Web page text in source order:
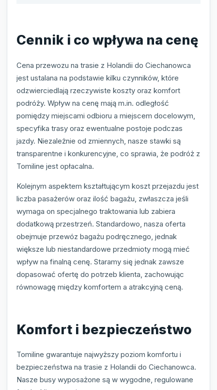
Cennik i co wpływa na cenę
Cena przewozu na trasie z Holandii do Ciechanowca
jest ustalana na podstawie kilku czynników, które
odzwierciedlają rzeczywiste koszty oraz komfort
podróży. Wpływ na cenę mają m.in. odległość
pomiędzy miejscami odbioru a miejscem docelowym,
specyfika trasy oraz ewentualne postoje podczas
jazdy. Niezależnie od zmiennych, nasze stawki są
transparentne i konkurencyjne, co sprawia, że podróż z
Tomiline jest opłacalna.
Kolejnym aspektem kształtującym koszt przejazdu jest
liczba pasażerów oraz ilość bagażu, zwłaszcza jeśli
wymaga on specjalnego traktowania lub zabiera
dodatkową przestrzeń. Standardowo, nasza oferta
obejmuje przewóz bagażu podręcznego, jednak
większe lub niestandardowe przedmioty mogą mieć
wpływ na finalną cenę. Staramy się jednak zawsze
dopasować ofertę do potrzeb klienta, zachowując
równowagę między komfortem a atrakcyjną ceną.
Komfort i bezpieczeństwo
Tomiline gwarantuje najwyższy poziom komfortu i
bezpieczeństwa na trasie z Holandii do Ciechanowca.
Nasze busy wyposażone są w wygodne, regulowane